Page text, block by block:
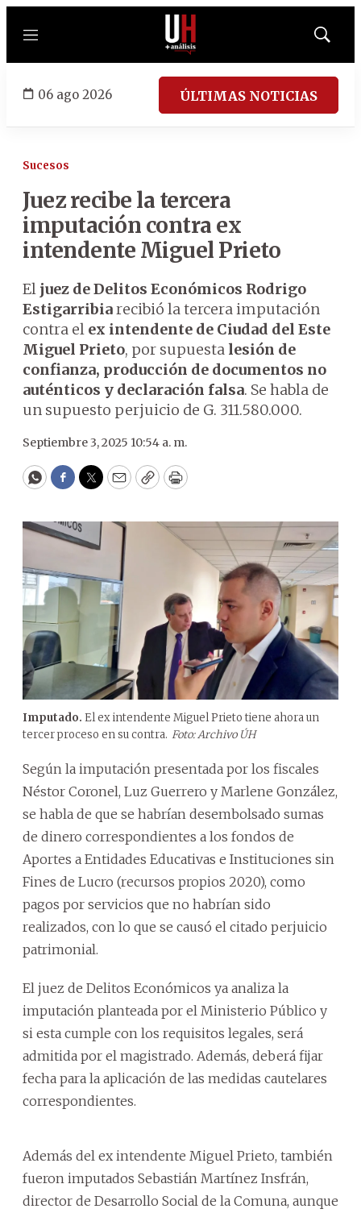
Menú
Mostrar
06 ago 2026 ÚLTIMAS NOTICIAS
Sucesos
Juez recibe la tercera
imputación contra ex
intendente Miguel Prieto
El juez de Delitos Económicos Rodrigo
Estigarribiarecibió la tercera imputación
contra el ex intendente de Ciudad del Este
Miguel Prieto, por supuesta lesión de
confianza, producción de documentos no
auténticos y declaración falsa. Se habla de
un supuesto perjuicio de G. 311.580.000.
Septiembre 3, 2025 10:54 a. m.
WhatsApp
Facebook
Twitter
EmailCopyPrint
Imputado. El ex intendente Miguel Prieto tiene ahora un
tercer proceso en su contra. Foto: Archivo ÚH
Según la imputación presentada por los fiscales
Néstor Coronel, Luz Guerrero y Marlene González,
se habla de que se habrían desembolsado sumas
de dinero correspondientes a los fondos de
Aportes a Entidades Educativas e Instituciones sin
Fines de Lucro (recursos propios 2020), como
pagos por servicios que no habrían sido
realizados, con lo que se causó el citado perjuicio
patrimonial.
El juez de Delitos Económicos ya analiza la
imputación planteada por el Ministerio Público y
si esta cumple con los requisitos legales, será
admitida por el magistrado. Además, deberá fijar
fecha para la aplicación de las medidas cautelares
correspondientes.
Además del ex intendente Miguel Prieto, también
fueron imputados Sebastián Martínez Insfrán,
director de Desarrollo Social de la Comuna, aunque